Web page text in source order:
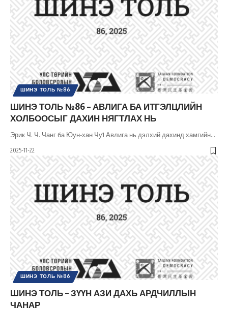
ШИНЭ ТОЛЬ №86
ШИНЭ ТОЛЬ №86 – АВЛИГА БА ИТГЭЛЦЛИЙН
ХОЛБООСЫГ ДАХИН НЯГТЛАХ НЬ
Эрик Ч. Ч. Чанг ба Юун-хан Чу1 Авлига нь дэлхий дахинд хамгийн…
2025-11-22
ШИНЭ ТОЛЬ №86
ШИНЭ ТОЛЬ – ЗҮҮН АЗИ ДАХЬ АРДЧИЛЛЫН
ЧАНАР